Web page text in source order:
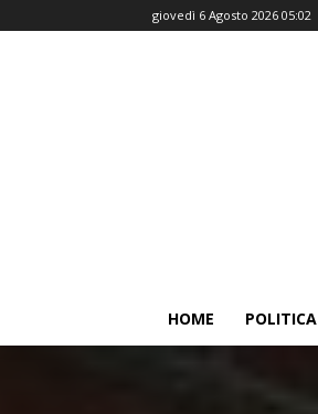
giovedì 6 Agosto 2026 05:02
HOME POLITICA